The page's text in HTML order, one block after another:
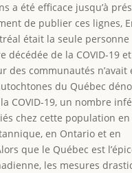
a été efficace jusqu’à
de publier ces lignes,
était la seule personne
décédée de la COVID-19
des communautés n’avait
du Québec
COVID-19, un nombre
chez cette population
en Ontario et en
que le Québec est
les mesures